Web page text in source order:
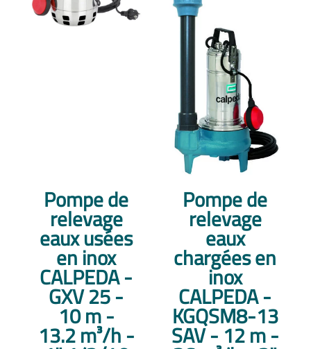
Pompe de
relevage
eaux usées
en inox
CALPEDA -
GXV 25 -
10 m -
13.2 m³/h -
Pompe de
relevage
eaux
chargées en
inox
CALPEDA -
KGQSM8-13
SAV - 12 m -